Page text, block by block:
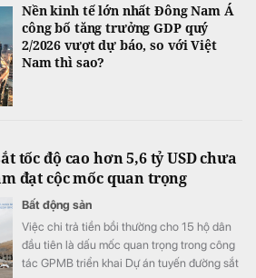
Nền kinh tế lớn nhất Đông Nam Á
công bố tăng trưởng GDP quý
2/2026 vượt dự báo, so với Việt
Nam thì sao?
tốc độ cao hơn 5,6 tỷ USD chưa
đạt cộc mốc quan trọng
Bất động sản
Việc chi trả tiền bồi thường cho 15 hộ dân
đầu tiên là dấu mốc quan trọng trong công
tác GPMB triển khai Dự án tuyến đường sắt